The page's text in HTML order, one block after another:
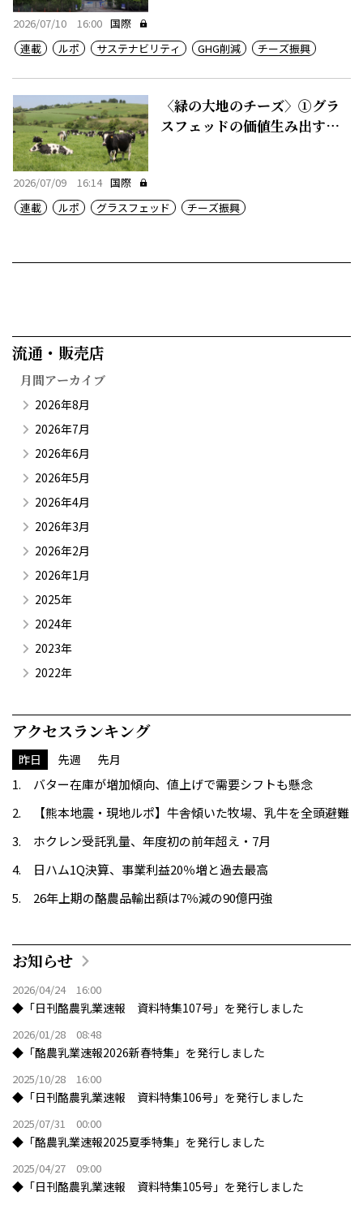
2026/07/10 16:00 国際
連載
ルポ サステナビリティ GHG削減 チーズ振興
〈緑の大地のチーズ〉①グラ
スフェッドの価値生み出す豊
2026/07/09 16:14 国際
連載
ルポ グラスフェッド チーズ振興
流通・販売店​
月間アーカイブ
2026年8月
2026年7月
2026年6月
2026年5月
2026年4月
2026年3月
2026年2月
2026年1月
2025年
2024年
2023年
2022年
アクセスランキング
昨日 先週 先月
バター在庫が増加傾向、値上げで需要シフトも懸念
【熊本地震・現地ルポ】牛舎傾いた牧場、乳牛を全頭避難
ホクレン受託乳量、年度初の前年超え・7月
日ハム1Q決算、事業利益20％増と過去最高
26年上期の酪農品輸出額は7％減の90億円強
お知らせ
2026/04/24 16:00
◆「日刊酪農乳業速報 資料特集107号」を発行しました
2026/01/28 08:48
◆「酪農乳業速報2026新春特集」を発行しました
2025/10/28 16:00
◆「日刊酪農乳業速報 資料特集106号」を発行しました
2025/07/31 00:00
◆「酪農乳業速報2025夏季特集」を発行しました
2025/04/27 09:00
◆「日刊酪農乳業速報 資料特集105号」を発行しました